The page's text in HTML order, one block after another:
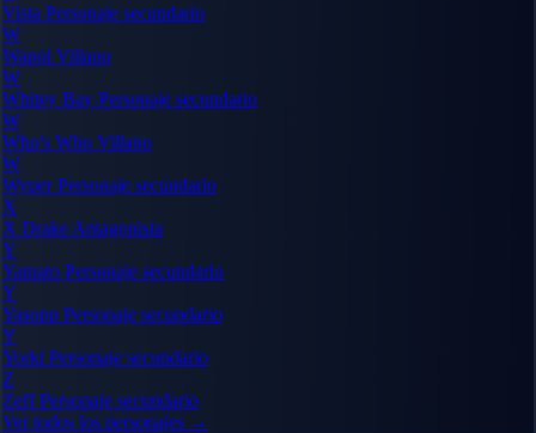
Vista Personaje secundario
W
Wapol Villano
W
Whitey Bay Personaje secundario
W
Who's Who Villano
W
WyperPersonaje secundario
X
X Drake Antagonista
Y
Yamato Personaje secundario
Y
Yasopp Personaje secundario
Y
Yorki Personaje secundario
Z
ZeffPersonaje secundario
Ver todos los personajes →